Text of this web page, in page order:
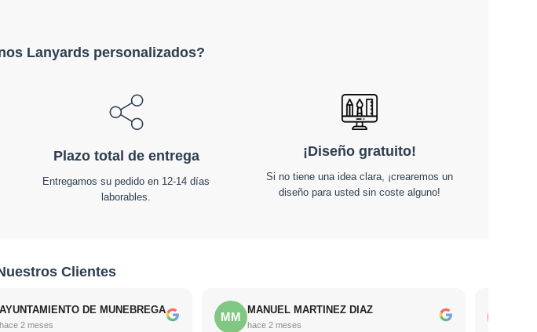
Lanyards personalizados?
Plazo total de entrega
Entregamos su pedido en 12-14 días
laborables.
¡Diseño gratuito!
Si no tiene una idea clara, ¡crearemos un
diseño para usted sin coste alguno!
Clientes
AYUNTAMIENTO DE MUNEBREGA
hace 2 meses
MM
MANUEL MARTINEZ DIAZ
hace 2 meses